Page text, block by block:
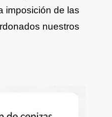
imposición de las
nuestros